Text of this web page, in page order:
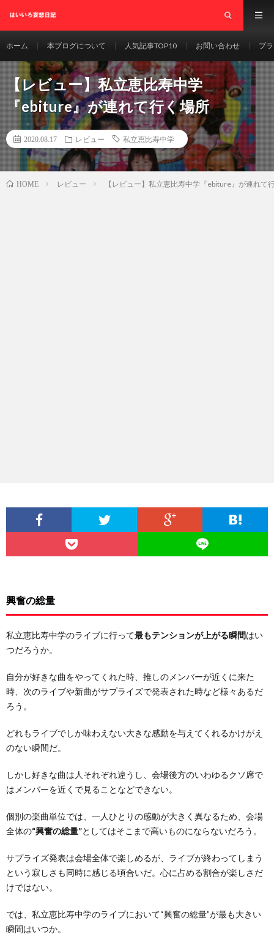
ホーム 本ブログについて 人気記事TOP10 お問い合わせ プ
【レビュー】私立恵比寿中学
『ebiture』が連れて行く場所
2020.08.17 レビュー 私立恵比寿中学
HOME レビュー 【レビュー】私立恵比寿中学『ebiture』が連れて
興奮の総量
私立恵比寿中学のライブに行って最もテンションが上がる瞬間はい
つだろうか。
自分が好きな曲をやってくれた時、推しのメンバーが近くに来た
時、次のライブや新曲がサプライズで発表された時など様々あるだ
ろう。
どれもライブでしか味わえない大きな感動を与えてくれるかけがえ
のない瞬間だ。
しかし好きな曲は人それぞれ違うし、会場後方のいわゆるクソ席で
はメンバーを近くで見ることなどできない。
個別の楽曲単位では、一人ひとりの感動が大きく異なるため、会場
全体の“興奮の総量”としてはそこまで高いものにならないだろう。
サプライズ発表は会場全体で楽しめるが、ライブが終わってしまう
という寂しさも同時に感じる頃合いだ。心に占める割合が楽しさだ
けではない。
では、私立恵比寿中学のライブにおいて“興奮の総量”が最も大きい
瞬間はいつか。